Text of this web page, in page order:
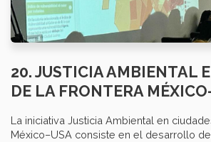
20. JUSTICIA AMBIENTAL
DE LA FRONTERA
La iniciativa Justicia Ambiental en
México–USA consiste en el desarrollo